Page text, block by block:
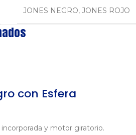
JONES NEGRO, JONES ROJO
con Esfera
y motor giratorio.